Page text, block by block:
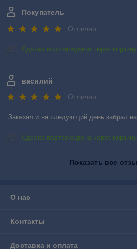
Покупатель
Отлично
Сделка подтверждена через корзину
василий
Отлично
Заказал и на следующий день забрал
Сделка подтверждена через корзину
Показать все
О нас
Контакты
Доставка и оплата